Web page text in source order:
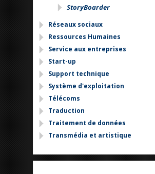
StoryBoarder
Réseaux sociaux
Ressources Humaines
Service aux entreprises
Start-up
Support technique
Système d'exploitation
Télécoms
Traduction
Traitement de données
Transmédia et artistique